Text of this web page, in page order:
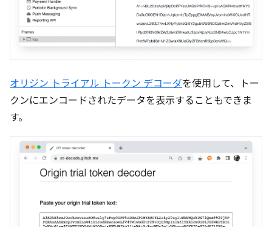
オリジン トライアル トークン デコーダを使用して、トー
クンにエンコードされたデータを表示することもできま
す。